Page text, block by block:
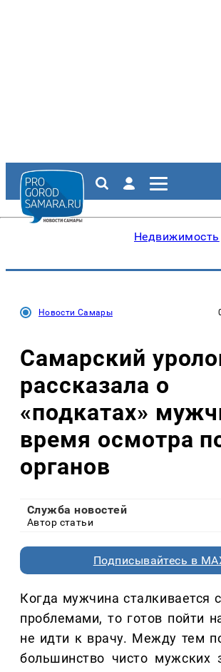
Недвижимость
Новости Самары
Самарский
рассказала о
«подкатах»
время осмотра
органов
Служба новостей
Автор статьи
Подписывайтесь в
Когда мужчина сталкивается
проблемами, то готов пойти
не идти к врачу. Между тем
большинство чисто мужских